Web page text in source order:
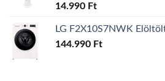
14.990 Ft
LG F2X10S7NWK
144.990 Ft